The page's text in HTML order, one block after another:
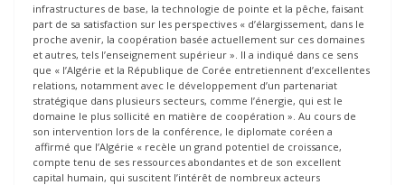
infrastructures de base, la technologie de pointe et la pêche, faisant
part de sa satisfaction sur les perspectives « d’élargissement, dans le
proche avenir, la coopération basée actuellement sur ces domaines
et autres, tels l’enseignement supérieur ». Il a indiqué dans ce sens
que « l’Algérie et la République de Corée entretiennent d’excellentes
relations, notamment avec le développement d’un partenariat
stratégique dans plusieurs secteurs, comme l’énergie, qui est le
domaine le plus sollicité en matière de coopération ». Au cours de
son intervention lors de la conférence, le diplomate coréen a
affirmé que l’Algérie « recèle un grand potentiel de croissance,
compte tenu de ses ressources abondantes et de son excellent
capital humain, qui suscitent l’intérêt de nombreux acteurs